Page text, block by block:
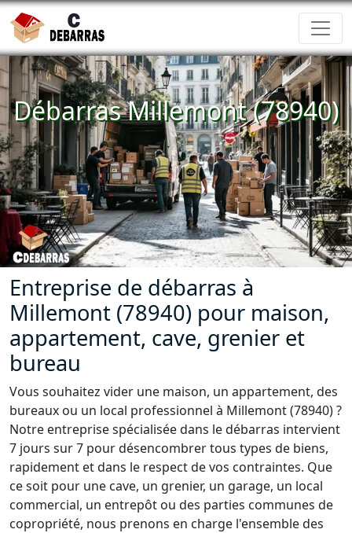
Débarras Millemont (78940)
Entreprise de débarras à
Millemont (78940) pour maison,
appartement, cave, grenier et
bureau
Vous souhaitez vider une maison, un appartement, des
bureaux ou un local professionnel à Millemont (78940) ?
Notre entreprise spécialisée dans le débarras intervient
7 jours sur 7 pour désencombrer tous types de biens,
rapidement et dans le respect de vos contraintes. Que
ce soit pour une cave, un grenier, un garage, un local
commercial, un entrepôt ou des parties communes de
copropriété, nous prenons en charge l'ensemble des